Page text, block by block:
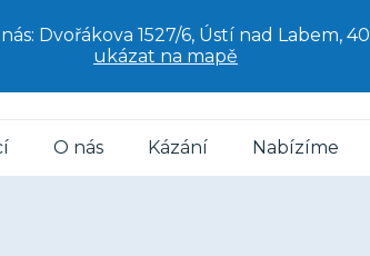
Dvořákova 1527/6, Ústí nad Labem,
ukázat na mapě
O nás Kázání Nabízíme